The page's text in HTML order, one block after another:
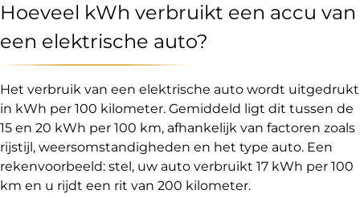
Hoeveel kWh verbruikt een accu van
een elektrische auto?
Het verbruik van een elektrische auto wordt uitgedrukt
in kWh per 100 kilometer. Gemiddeld ligt dit tussen de
15 en 20 kWh per 100 km, afhankelijk van factoren zoals
rijstijl, weersomstandigheden en het type auto. Een
rekenvoorbeeld: stel, uw auto verbruikt 17 kWh per 100
km en u rijdt een rit van 200 kilometer.